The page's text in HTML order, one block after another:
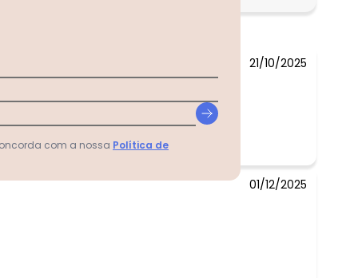
N/D*
21/10/2025
01/12/2025
com a nossa Política de